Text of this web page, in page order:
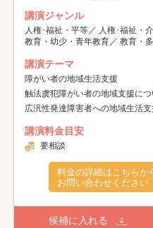
講演ジャンル
人権･福祉・平等／ 人権･福祉・
教育・幼少・青年教育／ 教育・
講演テーマ
障がい者の地域生活支援
触法虞犯障がい者の地域支援に
広汎性発達障害者への地域生活支
講演料金目安
要相談
料金の詳細はこちらか
お問い合わせください
候補に入れる